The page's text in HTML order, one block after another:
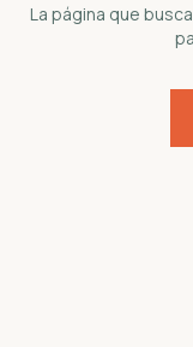
La página que